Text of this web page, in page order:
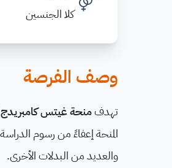
كلا الجنسين
وصف الفرصة
تهدفمنحة غيتس كامبريدج
والعديد من البدلات الأخرى.